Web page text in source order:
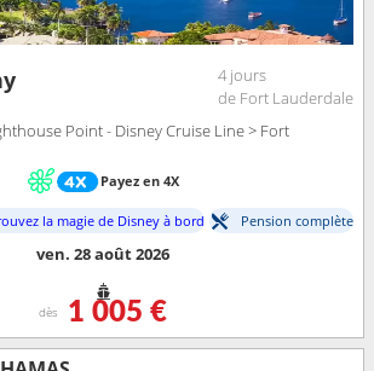
4 jours
de Fort Lauderdale
Point - Disney Cruise Line > Fort
Payez en 4X
la magie de Disney à bord Pension complète
ven. 28 août 2026
dès 1 005 €